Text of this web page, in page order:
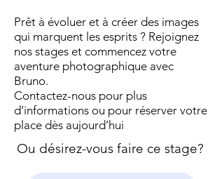
Prêt à évoluer et à créer des images
qui marquent les esprits ? Rejoignez
nos stages et commencez votre
aventure photographique avec
Bruno.
Contactez-nous pour plus
d’informations ou pour réserver votre
place dès aujourd’hui
Ou désirez-vous faire ce stage?